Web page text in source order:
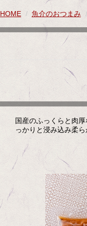
HOME 魚介のおつまみ
国産のふっくらと肉
っかりと浸み込み柔